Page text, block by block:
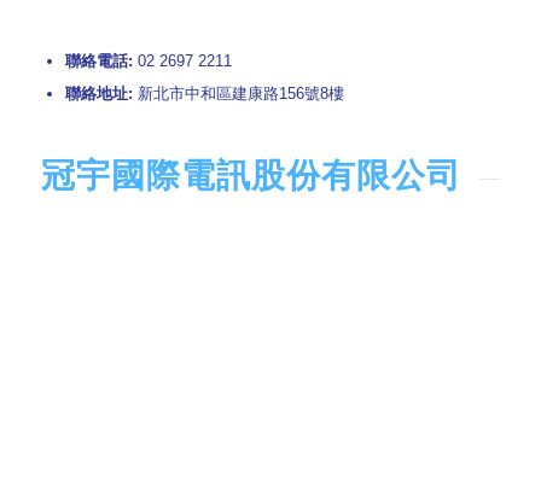
聯絡電話: 02 2697 2211
聯絡地址: 新北市中和區建康路156號8樓
冠宇國際電訊股份有限公司